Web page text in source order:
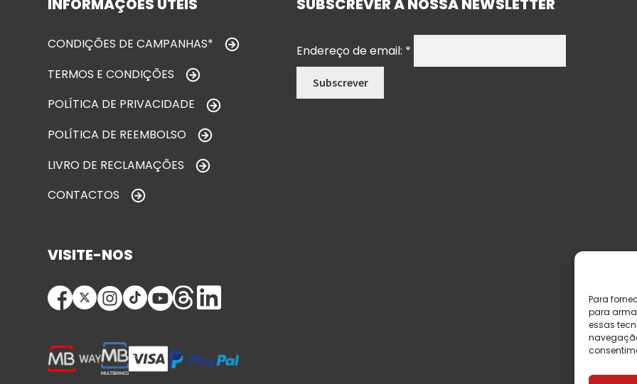
Para
para
essas
INFORMAÇÕES ÚTEIS
CONDIÇÕES DE CAMPANHAS*
TERMOS E CONDIÇÕES
POLÍTICA DE PRIVACIDADE
POLÍTICA DE REEMBOLSO
LIVRO DE RECLAMAÇÕES
CONTACTOS
SUBSCREVER A NOSSA NEWSLETTER
Endereço de email: *
VISITE-NOS